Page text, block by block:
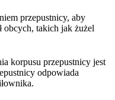
przepustnicy, aby
obcych, takich jak żużel
korpusu przepustnicy jest
odpowiada